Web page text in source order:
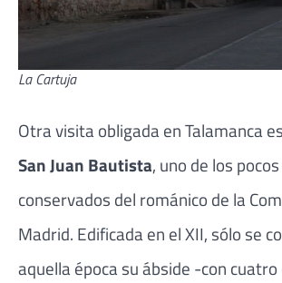
La Cartuja
Otra visita obligada en Talamanca
San Juan Bautista, uno de los
conservados del románico de la
Madrid. Edificada en el XII, sólo se
aquella época su ábside -con